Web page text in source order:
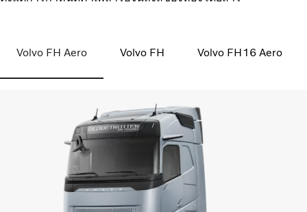
Volvo FH Aero Volvo FH Volvo FH16 Aero